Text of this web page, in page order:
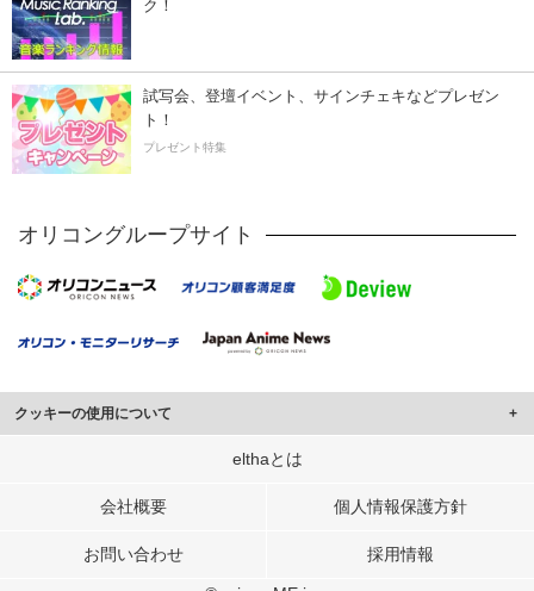
ク！
試写会、登壇イベント、サインチェキなどプレゼン
ト！
プレゼント特集
オリコングループサイト
クッキーの使用について
このサイトでは Cookie を使用して、ユーザーに合わせたコンテンツや広告の
行っています。
メディアや広告配信、データ解析の各パートナーに提供しています。
elthaとは
会社概要 個人情報保護方針
お問い合わせ 採用情報